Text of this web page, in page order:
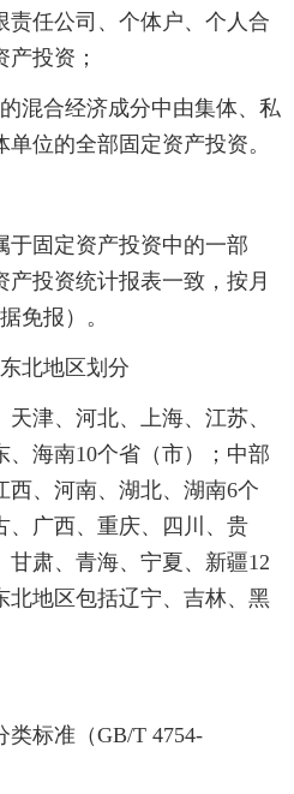
责任公司、个体户、个人合
投资；
合经济成分中由集体、私
位的全部固定资产投资。
固定资产投资中的一部
投资统计报表一致，按月
免报）。
北地区划分
津、河北、上海、江苏、
海南10个省（市）；中部
西、河南、湖北、湖南6个
、广西、重庆、四川、贵
肃、青海、宁夏、新疆12
北地区包括辽宁、吉林、黑
标准（GB/T 4754-